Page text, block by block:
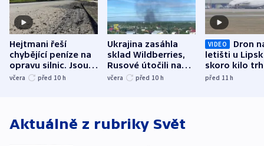
Hejtmani řeší
chybějící peníze na
opravu silnic. Jsou
nenárokové, namítá
včera před 10 h
Ukrajina zasáhla
sklad Wildberries,
Rusové útočili na
trh, hasiče či
včera před 10 h
VIDEO
Dron
letišti u
skoro kilo
indicie
před 11h
Aktuálně z rubriky Svět